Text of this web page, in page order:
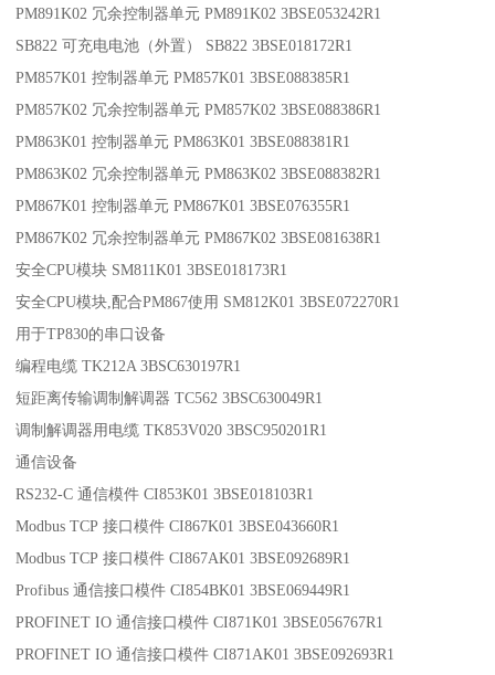
PM891K02 冗余控制器单元 PM891K02 3BSE053242R1
SB822 可充电电池（外置） SB822 3BSE018172R1
PM857K01 控制器单元 PM857K01 3BSE088385R1
PM857K02 冗余控制器单元 PM857K02 3BSE088386R1
PM863K01 控制器单元 PM863K01 3BSE088381R1
PM863K02 冗余控制器单元 PM863K02 3BSE088382R1
PM867K01 控制器单元 PM867K01 3BSE076355R1
PM867K02 冗余控制器单元 PM867K02 3BSE081638R1
安全CPU模块 SM811K01 3BSE018173R1
安全CPU模块,配合PM867使用 SM812K01 3BSE072270R1
用于TP830的串口设备
编程电缆 TK212A 3BSC630197R1
短距离传输调制解调器 TC562 3BSC630049R1
调制解调器用电缆 TK853V020 3BSC950201R1
通信设备
RS232-C 通信模件 CI853K01 3BSE018103R1
Modbus TCP 接口模件 CI867K01 3BSE043660R1
Modbus TCP 接口模件 CI867AK01 3BSE092689R1
Profibus 通信接口模件 CI854BK01 3BSE069449R1
PROFINET IO 通信接口模件 CI871K01 3BSE056767R1
PROFINET IO 通信接口模件 CI871AK01 3BSE092693R1